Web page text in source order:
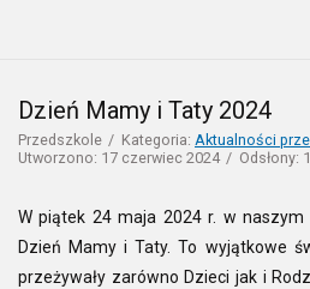
Dzień Mamy i Taty 2024
Przedszkole Kategoria: Aktualności
Utworzono: 17 czerwiec 2024
Odsłony:
W piątek 24 maja 2024 r. w
Dzień Mamy i Taty. To wyjątkowe
przeżywały zarówno Dzieci jak i